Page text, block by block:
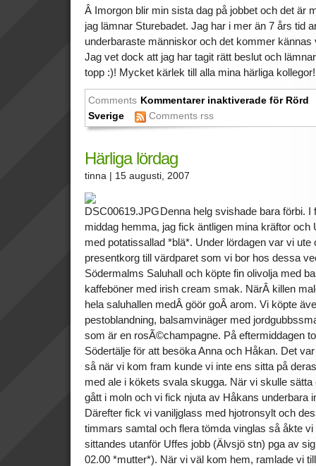
Â Imorgon blir min sista dag på jobbet och det är
jag lämnar Sturebadet. Jag har i mer än 7 års tid
underbaraste människor och det kommer kännas
Jag vet dock att jag har tagit rätt beslut och
topp :)! Mycket kärlek till alla mina härliga
Comments Kommentarer inaktiverade för Rörd
Sverige
Comments rss
Härliga lördag
tinna | 15 augusti, 2007
Denna helg svishade bara förbi. I
middag hemma, jag fick äntligen mina kräftor och
med potatissallad *blä*. Under lördagen var vi
presentkorg till värdparet som vi bor hos dessa
Södermalms Saluhall och köpte fin olivolja med
kaffeböner med irish cream smak. NärÂ killen
hela saluhallen medÂ göör goÂ arom. Vi köpte
pestoblandning, balsamvinäger med
som är en rosÃ©champagne. På eftermiddagen
Södertälje för att besöka Anna och Håkan. Det
så när vi kom fram kunde vi inte ens sitta på
med ale i kökets svala skugga. När vi skulle
gått i moln och vi fick njuta av Håkans underbara
Därefter fick vi vaniljglass med hjotronsylt och
timmars samtal och flera tömda vinglas så åkte
sittandes utanför Uffes jobb (Älvsjö stn) pga av
02.00 *mutter*). När vi väl kom hem, ramlade vi